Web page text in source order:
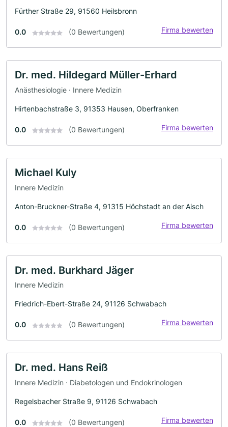
Fürther Straße 29, 91560 Heilsbronn
0.0 (0 Bewertungen) Firma bewerten
Dr. med. Hildegard Müller-Erhard
Anästhesiologie · Innere Medizin
Hirtenbachstraße 3, 91353 Hausen, Oberfranken
0.0 (0 Bewertungen) Firma bewerten
Michael Kuly
Innere Medizin
Anton-Bruckner-Straße 4, 91315 Höchstadt an der Aisch
0.0 (0 Bewertungen) Firma bewerten
Dr. med. Burkhard Jäger
Innere Medizin
Friedrich-Ebert-Straße 24, 91126 Schwabach
0.0 (0 Bewertungen) Firma bewerten
Dr. med. Hans Reiß
Innere Medizin · Diabetologen und Endokrinologen
Regelsbacher Straße 9, 91126 Schwabach
0.0 (0 Bewertungen) Firma bewerten